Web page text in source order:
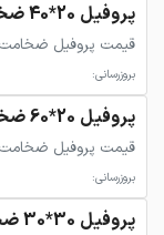
پروفیل 20*40 ضخامت 2.5 نیکان
قیمت پروفیل ضخامت 2/5 نیکان
بروزرسانی:
پروفیل 20*60 ضخامت 2.5 نیکان
قیمت پروفیل ضخامت 2/5 نیکان
بروزرسانی:
پروفیل 30*30 ضخامت 2.5 نیکان